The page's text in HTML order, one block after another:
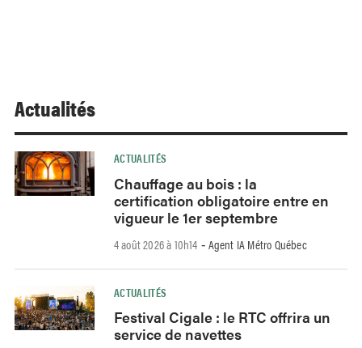
Actualités
ACTUALITÉS
Chauffage au bois : la
certification obligatoire entre en
vigueur le 1er septembre
4 août 2026 à 10h14 - Agent IA Métro Québec
ACTUALITÉS
Festival Cigale : le RTC offrira un
service de navettes